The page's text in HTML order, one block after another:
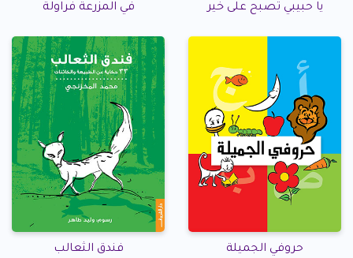
يا حبيبي تصبح على خير في المزرعة فراولة
حروفي الجميلة فندق الثعالب